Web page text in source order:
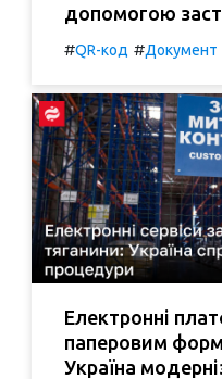
допомогою
#QR-код #Документ
Електронні
паперовим
Україна